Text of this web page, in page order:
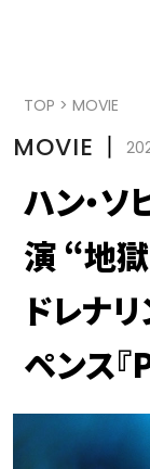
TOP > MOVIE
MOVIE 丨
ハン・
演 “地
ドレナ
ペンス『